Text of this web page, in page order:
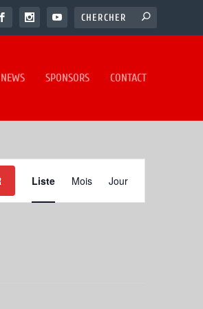
NEWS SPONSORS CONTACT
DE
VUES
Liste Mois Jour